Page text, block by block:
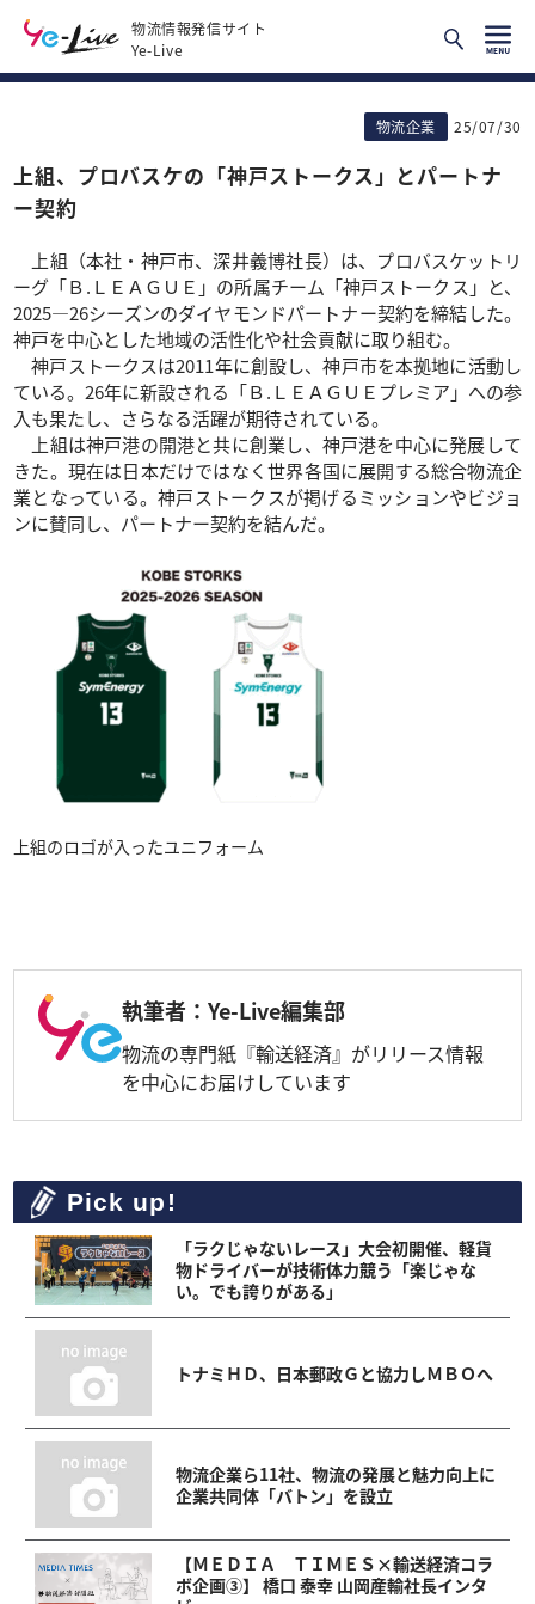
物流情報発信サイト
Ye-Live
物流企業 25/07/30
上組、プロバスケの「神戸ストークス」とパートナ
ー契約
上組（本社・神戸市、深井義博社長）は、プロバスケットリ
ーグ「Ｂ.ＬＥＡＧＵＥ」の所属チーム「神戸ストークス」と、
2025―26シーズンのダイヤモンドパートナー契約を締結した。
神戸を中心とした地域の活性化や社会貢献に取り組む。
神戸ストークスは2011年に創設し、神戸市を本拠地に活動し
ている。26年に新設される「Ｂ.ＬＥＡＧＵＥプレミア」への参
入も果たし、さらなる活躍が期待されている。
上組は神戸港の開港と共に創業し、神戸港を中心に発展して
きた。現在は日本だけではなく世界各国に展開する総合物流企
業となっている。神戸ストークスが掲げるミッションやビジョ
ンに賛同し、パートナー契約を結んだ。
上組のロゴが入ったユニフォーム
執筆者：Ye-Live編集部
物流の専門紙『輸送経済』がリリース情報
を中心にお届けしています
Pick up!
「ラクじゃないレース」大会初開催、軽貨
物ドライバーが技術体力競う「楽じゃな
い。でも誇りがある」
トナミＨＤ、日本郵政Ｇと協力しＭＢＯへ
物流企業ら11社、物流の発展と魅力向上に
企業共同体「バトン」を設立
【ＭＥＤＩＡ ＴＩＭＥＳ×輸送経済コラ
ボ企画③】 橋口 泰幸 山岡産輸社長インタ